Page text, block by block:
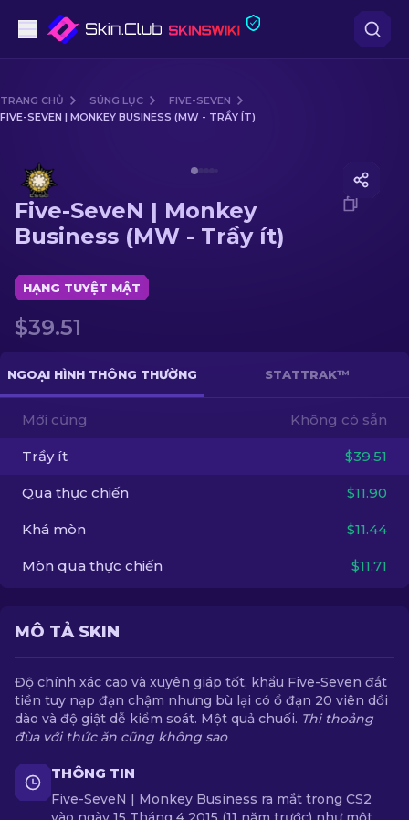
Tầm trung
Súng trường Bắn tỉa
Găng tay
Khác
VI
TRANG CHỦ SÚNG LỤC
FIVE-SEVEN
FIVE-SEVEN | MONKEY BUSINESS (MW - TRẦY ÍT)
Five-SeveN | Monkey
Business (MW - Trầy ít)
HẠNG TUYỆT MẬT
$39.51
NGOẠI HÌNH THÔNG THƯỜNG STATTRAK™
Mới cứng Không có sẵn
Trầy ít $39.51
Qua thực chiến $11.90
Khá mòn $11.44
Mòn qua thực chiến $11.71
MÔ TẢ SKIN
Độ chính xác cao và xuyên giáp tốt, khẩu Five-Seven đắt
tiền tuy nạp đạn chậm nhưng bù lại có ổ đạn 20 viên dồi
dào và độ giật dễ kiểm soát. Một quả chuối. Thi thoảng
đùa với thức ăn cũng không sao
THÔNG TIN
Five-SeveN | Monkey Business ra mắt trong CS2